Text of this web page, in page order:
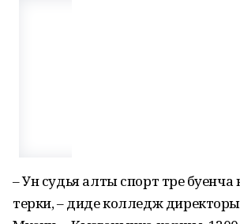
– Ун судья алты спорт төре
терки, – диде колледж